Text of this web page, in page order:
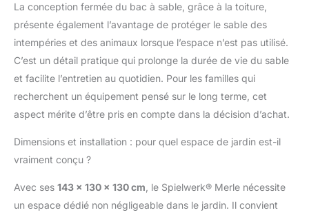
sécurité.Une aire de
jeux accompagne le
bac, les enfants
peuvent y jouer et se
cacher. BEAUCOUP
D'ESPACE : Grâce à
ses dimensions de
133x127x137 cm, le
(95x95x20cm) et la
pour y construire des
châteaux de sable et
s'amuser ! De plus, les
La conception fermée du bac à sable, grâce à la toiture,
présente également l’avantage de protéger le sable des
intempéries et des animaux lorsque l’espace n’est pas utilisé.
C’est un détail pratique qui prolonge la durée de vie du sable
et facilite l’entretien au quotidien. Pour les familles qui
recherchent un équipement pensé sur le long terme, cet
aspect mérite d’être pris en compte dans la décision d’achat.
Dimensions et installation : pour quel espace de jardin est-il
vraiment conçu ?
Avec ses 143 x 130 x 130 cm , le Spielwerk® Merle nécessite
un espace dédié non négligeable dans le jardin. Il convient